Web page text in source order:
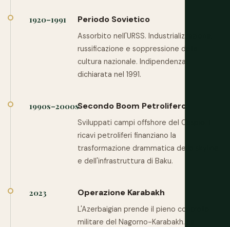
1920–1991 Periodo Sovietico
Assorbito nell'URSS. Industrializzazione,
russificazione e soppressione della
cultura nazionale. Indipendenza
dichiarata nel 1991.
1990s–2000sSecondo Boom Petrolifero
Sviluppati campi offshore del Caspio. I
ricavi petroliferi finanziano la
trasformazione drammatica dello skyline
e dell'infrastruttura di Baku.
2023 Operazione Karabakh
L'Azerbaigian prende il pieno controllo
militare del Nagorno-Karabakh. La